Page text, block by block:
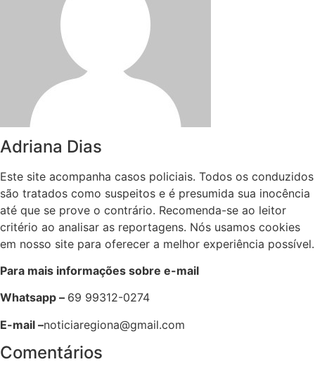
Adriana Dias
Este site acompanha casos policiais. Todos os conduzidos
são tratados como suspeitos e é presumida sua inocência
até que se prove o contrário. Recomenda-se ao leitor
critério ao analisar as reportagens. Nós usamos cookies
em nosso site para oferecer a melhor experiência possível.
Para mais informações sobre e-mail
Whatsapp – 69 99312-0274
E-mail –noticiaregiona@gmail.com
Comentários